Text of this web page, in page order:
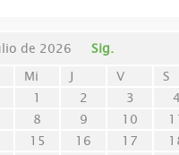
de 2026
Sig.
Mi J V
S
1
2 3
8 9 10
15 16 17